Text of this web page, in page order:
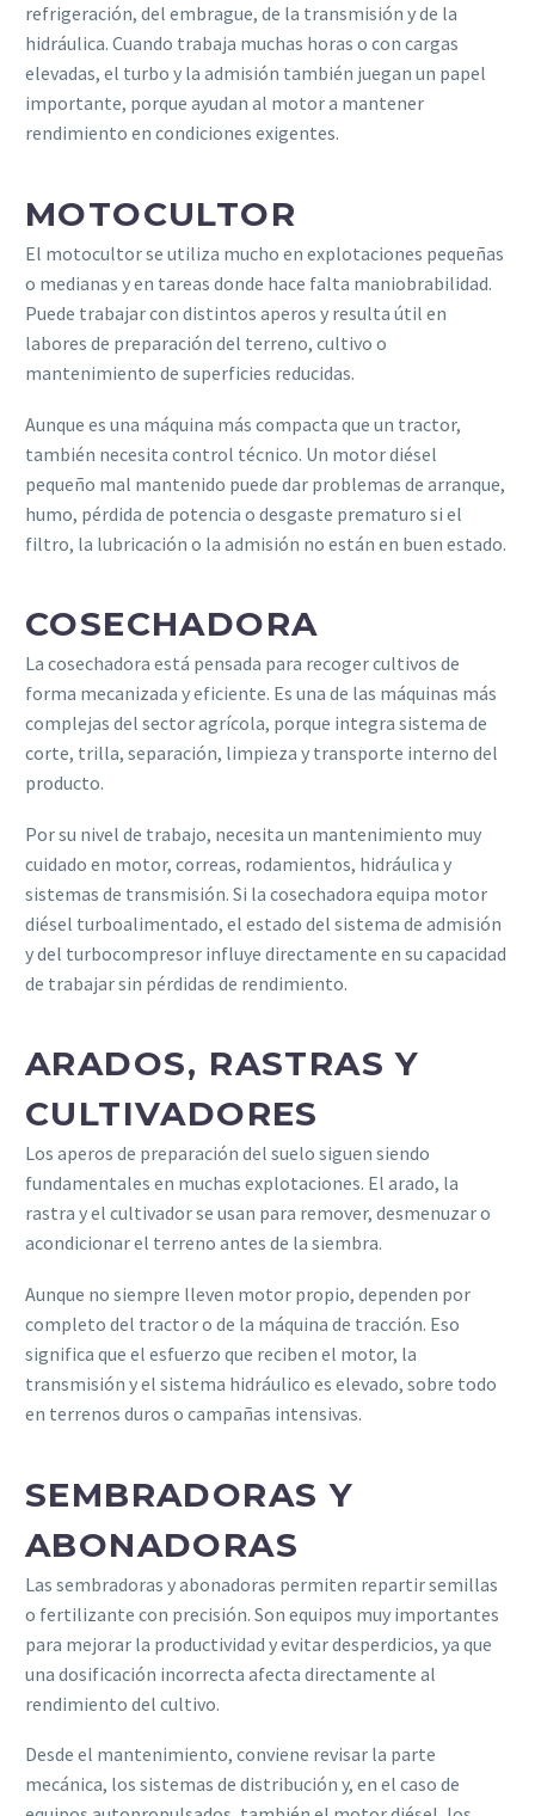
refrigeración, del embrague, de la transmisión y de la
hidráulica. Cuando trabaja muchas horas o con cargas
elevadas, el turbo y la admisión también juegan un papel
importante, porque ayudan al motor a mantener
rendimiento en condiciones exigentes.
MOTOCULTOR
El motocultor se utiliza mucho en explotaciones pequeñas
o medianas y en tareas donde hace falta maniobrabilidad.
Puede trabajar con distintos aperos y resulta útil en
labores de preparación del terreno, cultivo o
mantenimiento de superficies reducidas.
Aunque es una máquina más compacta que un tractor,
también necesita control técnico. Un motor diésel
pequeño mal mantenido puede dar problemas de arranque,
humo, pérdida de potencia o desgaste prematuro si el
filtro, la lubricación o la admisión no están en buen estado.
COSECHADORA
La cosechadora está pensada para recoger cultivos de
forma mecanizada y eficiente. Es una de las máquinas más
complejas del sector agrícola, porque integra sistema de
corte, trilla, separación, limpieza y transporte interno del
producto.
Por su nivel de trabajo, necesita un mantenimiento muy
cuidado en motor, correas, rodamientos, hidráulica y
sistemas de transmisión. Si la cosechadora equipa motor
diésel turboalimentado, el estado del sistema de admisión
y del turbocompresor influye directamente en su capacidad
de trabajar sin pérdidas de rendimiento.
ARADOS, RASTRAS Y
CULTIVADORES
Los aperos de preparación del suelo siguen siendo
fundamentales en muchas explotaciones. El arado, la
rastra y el cultivador se usan para remover, desmenuzar o
acondicionar el terreno antes de la siembra.
Aunque no siempre lleven motor propio, dependen por
completo del tractor o de la máquina de tracción. Eso
significa que el esfuerzo que reciben el motor, la
transmisión y el sistema hidráulico es elevado, sobre todo
en terrenos duros o campañas intensivas.
SEMBRADORAS Y
ABONADORAS
Las sembradoras y abonadoras permiten repartir semillas
o fertilizante con precisión. Son equipos muy importantes
para mejorar la productividad y evitar desperdicios, ya que
una dosificación incorrecta afecta directamente al
rendimiento del cultivo.
Desde el mantenimiento, conviene revisar la parte
mecánica, los sistemas de distribución y, en el caso de